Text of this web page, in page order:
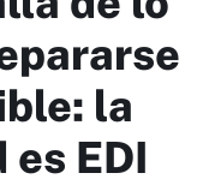
la
EDI